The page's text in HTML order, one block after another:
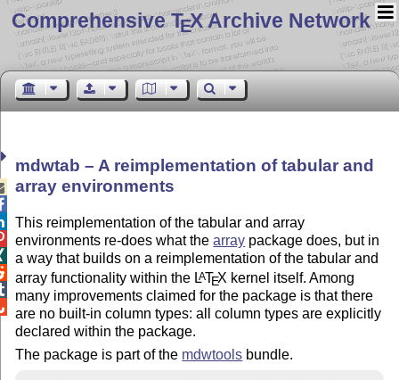
Comprehensive TEX Archive Network
mdwtab – A reimplementation of tabular and
array environments
This reimplementation of the tabular and array
environments re-does what thearray package does, but in
a way that builds on a reimplementation of the tabular and
array functionality within the LATEX kernel itself. Among
many improvements claimed for the package is that there
are no built-in column types: all column types are explicitly
declared within the package.
The package is part of the mdwtools bundle.